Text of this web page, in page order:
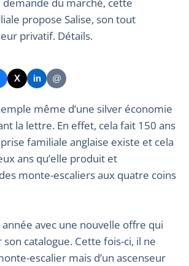
propose Salise, son tout
privatif. Détails.
X in @
la lettre. En effet, cela fait 150 ans
familiale anglaise existe et cela
ans qu’elle produit et
monte-escaliers aux quatre coins
avec une nouvelle offre qui
catalogue. Cette fois-ci, il ne
escalier mais d’un ascenseur